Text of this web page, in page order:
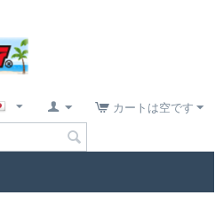
カートは空です